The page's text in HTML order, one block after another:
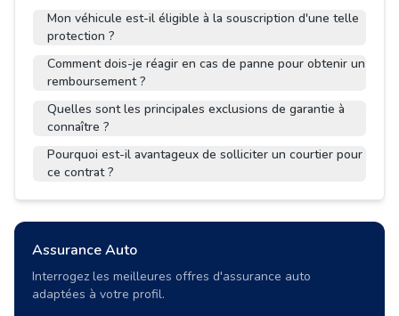
Mon véhicule est-il éligible à la souscription d'une telle
protection ?
Comment dois-je réagir en cas de panne pour obtenir un
remboursement ?
Quelles sont les principales exclusions de garantie à
connaître ?
Pourquoi est-il avantageux de solliciter un courtier pour
ce contrat ?
Assurance Auto
Interrogez les meilleures offres d'assurance auto
adaptées à votre profil.